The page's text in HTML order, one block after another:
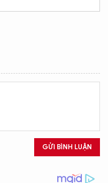
GỬI BÌNH LUẬN